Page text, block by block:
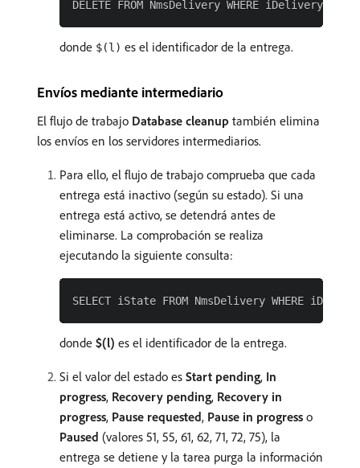
donde $(l) es el identificador de la entrega.
Envíos mediante intermediario
El flujo de trabajo Database cleanup también elimina
los envíos en los servidores intermediarios.
Para ello, el flujo de trabajo comprueba que cada
entrega está inactivo (según su estado). Si una
entrega está activo, se detendrá antes de
eliminarse. La comprobación se realiza
ejecutando la siguiente consulta:
donde $(l) es el identificador de la entrega.
Si el valor del estado es Start pending, In
progress, Recovery pending, Recovery in
progress, Pause requested, Pause in progress o
Paused (valores 51, 55, 61, 62, 71, 72, 75), la
entrega se detiene y la tarea purga la información